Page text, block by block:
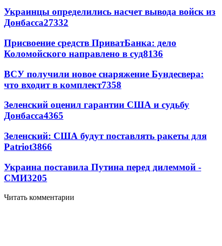
Украинцы определились насчет вывода войск из
Донбасса27332
Присвоение средств ПриватБанка: дело
Коломойского направлено в суд8136
ВСУ получили новое снаряжение Бундесвера:
что входит в комплект7358
Зеленский оценил гарантии США и судьбу
Донбасса4365
Зеленский: США будут поставлять ракеты для
Patriot3866
Украина поставила Путина перед дилеммой -
СМИ3205
Читать комментарии